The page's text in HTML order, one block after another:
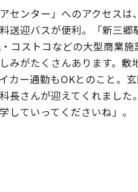
アセンター」へのアクセス
送迎バスが便利。「新三郷
コストコなどの大型商業
みがたくさんあります。敷
カー通勤もOKとのこと。
長さんが迎えてくれました
していってくださいね」。